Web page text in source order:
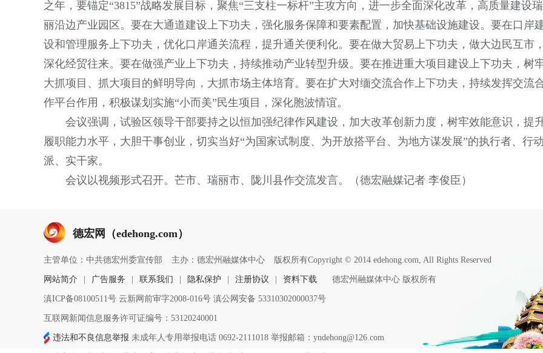
之年，要锚定“3815”战略发展目标，聚焦“三支柱一标杆”主攻方向，进一步全面深化改革，高质量建设瑞
丽沿边产业园区。要在大通道建设上下功夫，强化服务保障和要素配置，加快基础设施建设。要在口岸
设和管理服务上下功夫，优化口岸通关流程，提升通关便利化。要在做大贸易上下功夫，做大边民互市，
深化经贸往来。要在做强产业上下功夫，持续推动产业转型升级。要在推进重大项目建设上下功夫，树
大抓项目、抓大项目的鲜明导向，大抓市场主体培育。要在扩大对缅交流合作上下功夫，持续发挥交流
作平台作用，积极谋划实施“小而美”民生项目，深化胞波情谊。
会议强调，试验区领导干部要持之以恒加强纪律作风建设，加大改革创新力度，树牢效能意识，提
履职能力水平，大胆干事创业，切实当好“为国家试制度、为开放搭平台、为地方谋发展”的执行者、行动
派、实干家。
会议以视频形式召开。芒市、瑞丽市、陇川县作交流发言。（德宏融媒记者 李俊臣）
德宏网（edehong.com）
主管单位：中共德宏州委宣传部 主办：德宏州融媒体中心 版权所有Copyright © 2014 edehong.com, All Rights Reserved
网站简介 广告服务 联系我们 隐私保护 注册协议 资料下载 德宏州融媒体中心 版权所有
滇ICP备08100511号 云新网前审字2008-016号 滇公网安备 53310302000037号
互联网新闻信息服务许可证编号：53120240001
违法和不良信息举报 未成年人专用举报电话 0692-2111018 举报邮箱：yndehong@126.com